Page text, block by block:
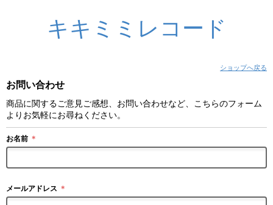
キキミミレコード
ショップへ戻る
お問い合わせ
商品に関するご意見ご感想、お問い合わせなど、こちらのフォーム
よりお気軽にお尋ねください。
お名前 ＊
メールアドレス ＊